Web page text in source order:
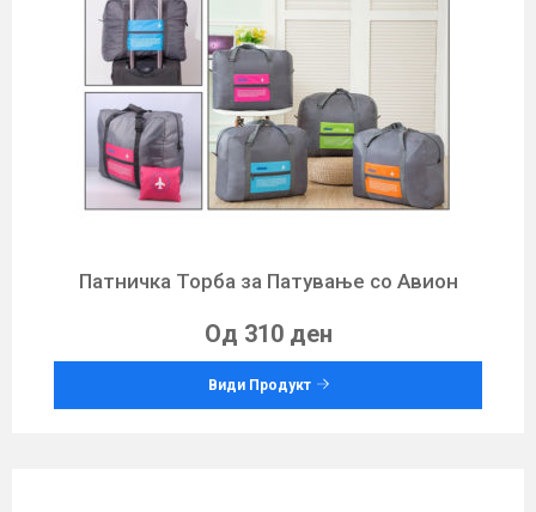
Патничка Торба за Патување со Авион
Од 310 ден
Види Продукт